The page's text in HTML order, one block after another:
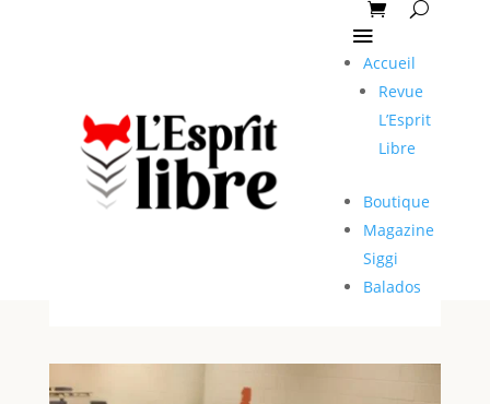
Accueil
Revue
L’Esprit
Libre
Boutique
Magazine
Siggi
Balados